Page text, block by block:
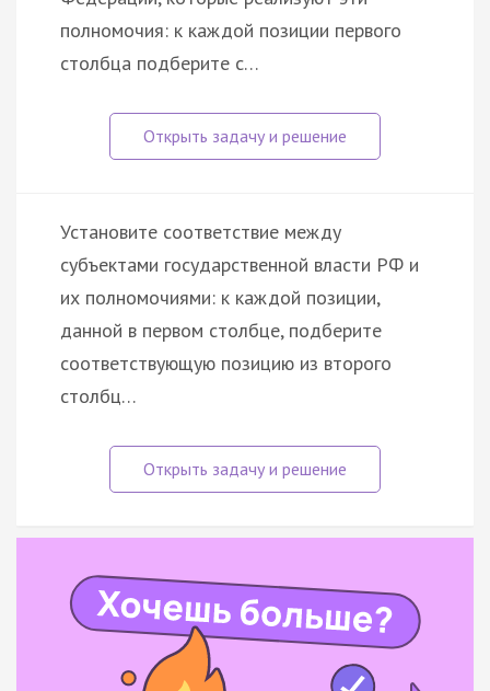
полномочия: к каждой позиции первого
столбца подберите с…
Установите соответствие между
субъектами государственной власти РФ и
их полномочиями: к каждой позиции,
данной в первом столбце, подберите
соответствующую позицию из второго
столбц…